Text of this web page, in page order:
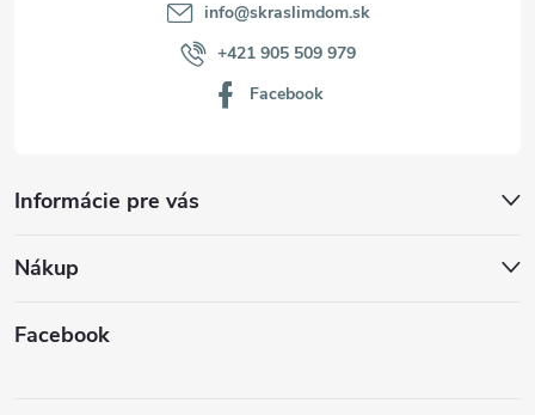
Informácie pre vás
Nákup
info@skraslimdom.sk
+421 905 509 979
Facebook
Facebook